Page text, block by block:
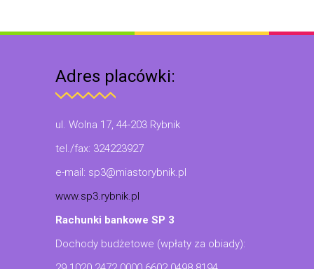
Adres placówki:
ul. Wolna 17, 44-203 Rybnik
tel./fax: 324223927
e-mail: sp3@miastorybnik.pl
www.sp3.rybnik.pl
Rachunki bankowe SP 3
Dochody budżetowe (wpłaty za obiady):